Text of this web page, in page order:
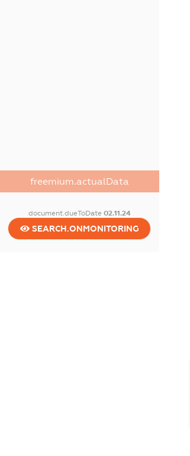
freemium.actualData
document.dueToDate 02.11.24
SEARCH.ONMONITORING